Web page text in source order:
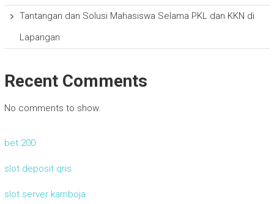
Tantangan dan Solusi Mahasiswa Selama PKL dan KKN di
Lapangan
Recent Comments
No comments to show.
bet 200
slot deposit qris
slot server kamboja